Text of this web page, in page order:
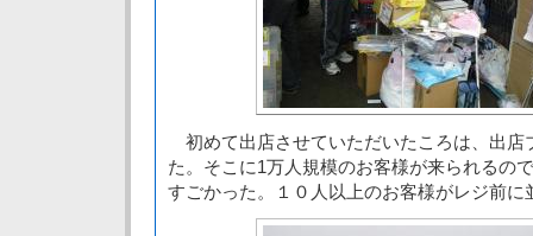
初めて出店させていただいたころは、出店
た。そこに1万人規模のお客様が来られるの
すごかった。１０人以上のお客様がレジ前に